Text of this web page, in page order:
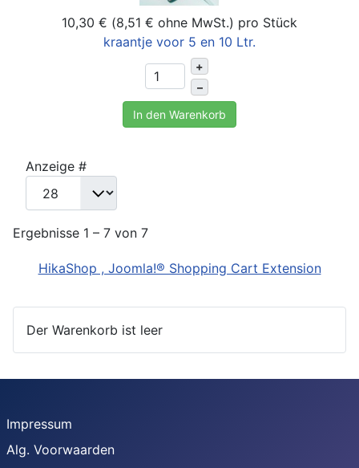
10,30 € (8,51 € ohne MwSt.) pro Stück
kraantje voor 5 en 10 Ltr.
+
–
In den Warenkorb
Anzeige #
Ergebnisse 1 – 7 von 7
HikaShop , Joomla!® Shopping Cart Extension
Der Warenkorb ist leer
Impressum
Alg. Voorwaarden